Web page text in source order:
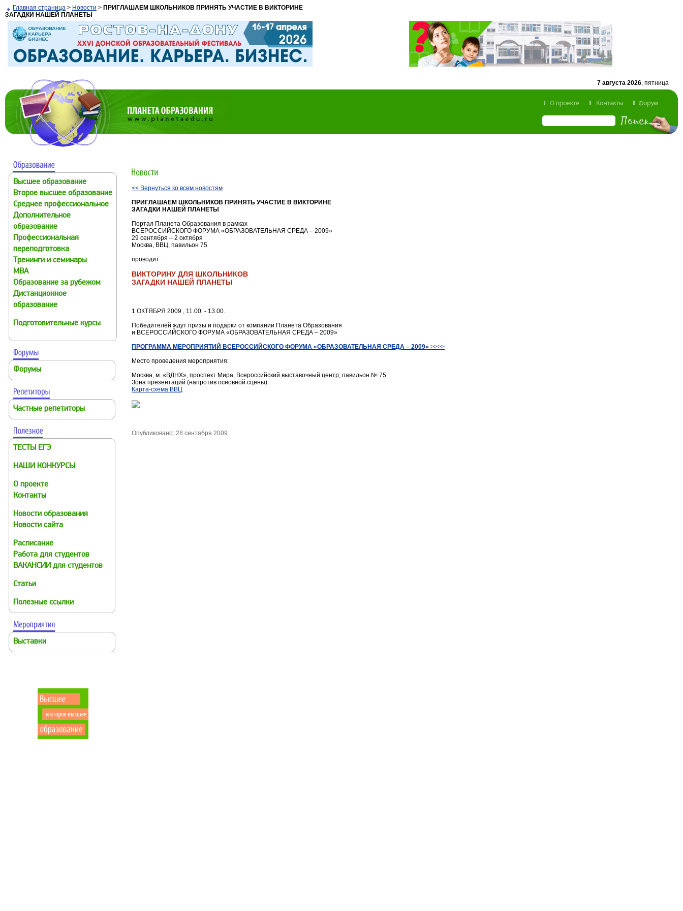
Главная страница > Новости > ПРИГЛАШАЕМ ШКОЛЬНИКОВ ПРИНЯТЬ УЧАСТИЕ В ВИКТОРИНЕ
ЗАГАДКИ НАШЕЙ ПЛАНЕТЫ
7 августа 2026, пятница
Высшее образование
Второе высшее образование
Среднее профессиональное
Дополнительное
образование
Профессиональная
переподготовка
Тренинги и семинары
MBA
Образование за рубежом
Дистанционное
образование
Подготовительные курсы
Форумы
Частные репетиторы
ТЕСТЫ ЕГЭ
НАШИ КОНКУРСЫ
О проекте
Контакты
Новости образования
Новости сайта
Расписание
Работа для студентов
ВАКАНСИИ для студентов
Статьи
Полезные ссылки
Выставки
<< Вернуться ко всем новостям
ПРИГЛАШАЕМ ШКОЛЬНИКОВ ПРИНЯТЬ УЧАСТИЕ В ВИКТОРИНЕ
ЗАГАДКИ НАШЕЙ ПЛАНЕТЫ
Портал Планета Образования в рамках
ВСЕРОССИЙСКОГО ФОРУМА «ОБРАЗОВАТЕЛЬНАЯ СРЕДА – 2009»
29 сентября – 2 октября
Москва, ВВЦ, павильон 75
проводит
ВИКТОРИНУ ДЛЯ ШКОЛЬНИКОВ
ЗАГАДКИ НАШЕЙ ПЛАНЕТЫ
1 ОКТЯБРЯ 2009 , 11.00. - 13.00.
Победителей ждут призы и подарки от компании Планета Образования
и ВСЕРОССИЙСКОГО ФОРУМА «ОБРАЗОВАТЕЛЬНАЯ СРЕДА – 2009»
ПРОГРАММА МЕРОПРИЯТИЙ ВСЕРОССИЙСКОГО ФОРУМА «ОБРАЗОВАТЕЛЬНАЯ СРЕДА – 2009» >>>>
Место проведения мероприятия:
Москва, м. «ВДНХ», проспект Мира, Всероссийский выставочный центр, павильон № 75
Зона презентаций (напротив основной сцены)
Карта-схема ВВЦ
Опубликовано: 28 сентября 2009